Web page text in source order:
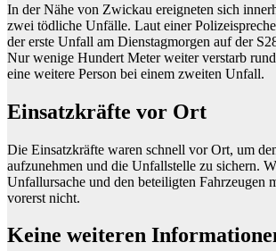
In der Nähe von Zwickau ereigneten sich
zwei tödliche Unfälle. Laut einer
der erste Unfall am Dienstagmorgen auf der
Nur wenige Hundert Meter weiter verstarb
eine weitere Person bei einem zweiten Unfall.
Einsatzkräfte vor Ort
Die Einsatzkräfte waren schnell vor Ort, um
aufzunehmen und die Unfallstelle zu sichern.
Unfallursache und den beteiligten Fahrzeugen
vorerst nicht.
Keine weiteren